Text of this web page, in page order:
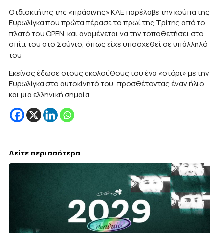
Ο ιδιοκτήτης της «πράσινης» ΚΑΕ παρέλαβε την κούπα της
Ευρωλίγκα που πρώτα πέρασε το πρωί της Τρίτης από το
πλατό του OPEN, και αναμένεται να την τοποθετήσει στο
σπίτι του στο Σούνιο, όπως είχε υποσχεθεί σε υπάλληλό
του.
Εκείνος έδωσε στους ακολούθους του ένα «στόρι» με την
Ευρωλίγκα στο αυτοκίνητό του, προσθέτοντας έναν ήλιο
και μια ελληνική σημαία.
Δείτε περισσότερα